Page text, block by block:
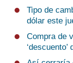
Tipo de
dólar este
Compra de